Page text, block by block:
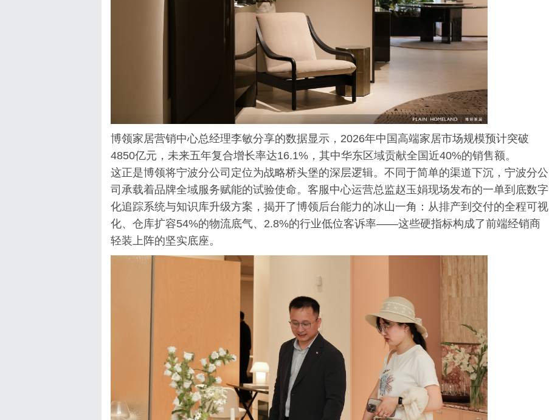
博领家居营销中心总经理李敏分享的数据显示，2026年中国高端家居市场规模预计突破
4850亿元，未来五年复合增长率达16.1%，其中华东区域贡献全国近40%的销售额。
这正是博领将宁波分公司定位为战略桥头堡的深层逻辑。不同于简单的渠道下沉，宁波分公
司承载着品牌全域服务赋能的试验使命。客服中心运营总监赵玉娟现场发布的一单到底数字
化追踪系统与知识库升级方案，揭开了博领后台能力的冰山一角：从排产到交付的全程可视
化、仓库扩容54%的物流底气、2.8%的行业低位客诉率——这些硬指标构成了前端经销商
轻装上阵的坚实底座。